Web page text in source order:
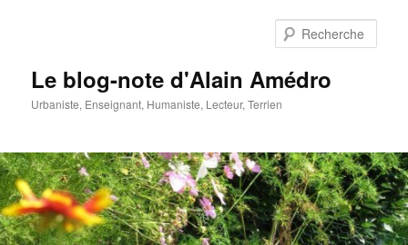
Le blog-note d'Alain Amédro
Urbaniste, Enseignant, Humaniste, Lecteur, Terrien